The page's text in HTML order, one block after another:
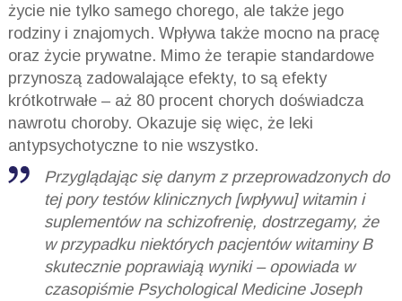
życie nie tylko samego chorego, ale także jego
rodziny i znajomych. Wpływa także mocno na pracę
oraz życie prywatne. Mimo że terapie standardowe
przynoszą zadowalające efekty, to są efekty
krótkotrwałe – aż 80 procent chorych doświadcza
nawrotu choroby. Okazuje się więc, że leki
antypsychotyczne to nie wszystko.
Przyglądając się danym z przeprowadzonych do
tej pory testów klinicznych [wpływu] witamin i
suplementów na schizofrenię, dostrzegamy, że
w przypadku niektórych pacjentów witaminy B
skutecznie poprawiają wyniki – opowiada w
czasopiśmie Psychological MedicineJoseph